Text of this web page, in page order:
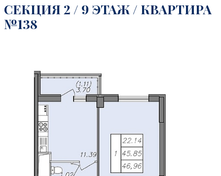
CЕКЦИЯ 2 / 9 ЭТАЖ / КВАРТИРА
№138